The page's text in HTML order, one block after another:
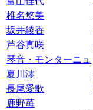
椎名悠美
坂井綾香
芦谷真咲
琴音・モンターニュ
夏川澪
長尾愛歌
鹿野苺